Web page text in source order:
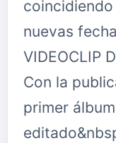
nuevas
VIDEOCLIP
Con la
primer álbum